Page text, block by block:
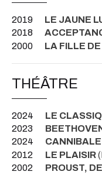
2019 LE JAUNE
2018
2000
LA FILLE DE
THÉÂTRE
2024 LE
2023
2024
2012
LE PLAISIR
2002
PROUST,